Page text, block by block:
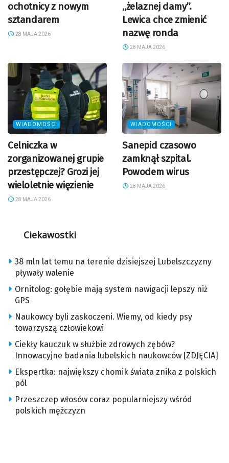
ochotnicy z nowym
sztandarem
28 MAJA 2026
„żelaznej damy”.
Lewica chce zmienić
nazwę ronda
28 MAJA 2026
WIADOMOŚCI
Celniczka w
zorganizowanej grupie
przestępczej? Grozi jej
wieloletnie więzienie
28 MAJA 2026
WIADOMOŚCI
Sanepid czasowo
zamknął szpital.
Powodem wirus
28 MAJA 2026
Ciekawostki
38 mln lat temu na terenie dzisiejszej Lubelszczyzny
pływały walenie
Ornitolog: gołębie mają system nawigacji lepszy niż
GPS
Naukowcy byli zaskoczeni. Wiemy, od kiedy psy
towarzyszą człowiekowi
Ciekły kauczuk w służbie zdrowych zębów?
Innowacyjne badania lubelskich naukowców [ZDJĘCIA]
Ekspertka: największy chomik świata znika z polskich
pól
Przeszczep włosów coraz popularniejszy wśród
polskich mężczyzn